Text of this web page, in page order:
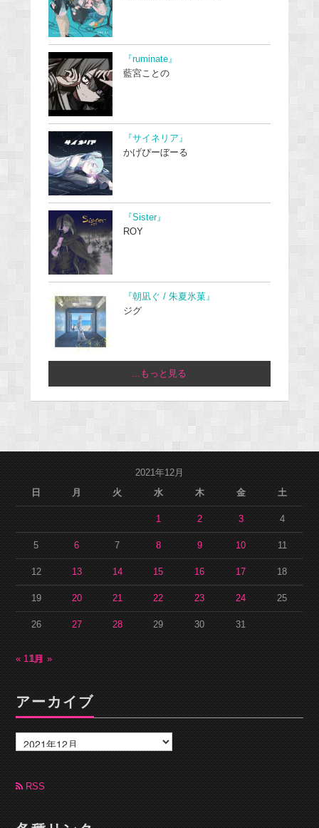
『ruminate』
藍宮ことの
『サイネリア』
かげぴーぼーる
『Sister』
ROY
『朝凪ぐ / 朱夏氷菓』
ジグ
...もっと見る
2021年12月
日
月 火 水 木 金 土
1 2 3 4
5 6 7 8 9 10 11
12 13 14 15 16 17 18
19 20 21 22 23 24 25
26 27 28 29 30 31
« 11月1月 »
アーカイブ
ー
カ
ブ RSS